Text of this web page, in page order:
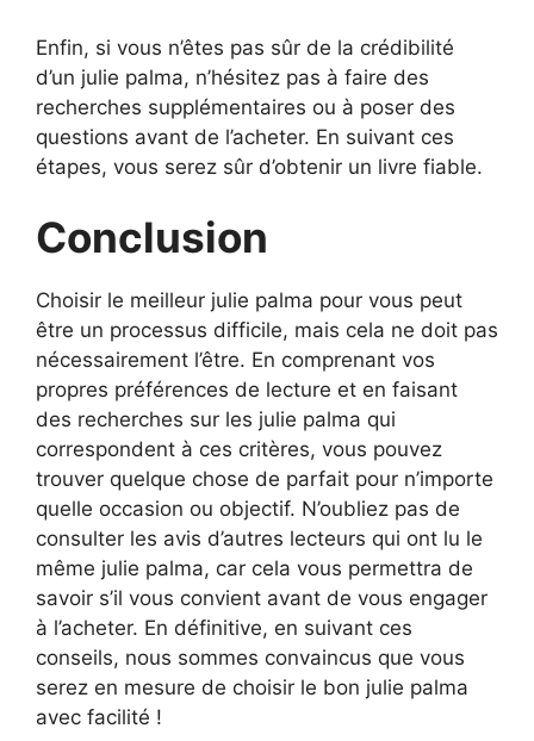
Enfin, si vous n’êtes pas sûr de la crédibilité
d’un julie palma, n’hésitez pas à faire des
recherches supplémentaires ou à poser des
questions avant de l’acheter. En suivant ces
étapes, vous serez sûr d’obtenir un livre fiable.
Conclusion
Choisir le meilleur julie palma pour vous peut
être un processus difficile, mais cela ne doit pas
nécessairement l’être. En comprenant vos
propres préférences de lecture et en faisant
des recherches sur les julie palma qui
correspondent à ces critères, vous pouvez
trouver quelque chose de parfait pour n’importe
quelle occasion ou objectif. N’oubliez pas de
consulter les avis d’autres lecteurs qui ont lu le
même julie palma, car cela vous permettra de
savoir s’il vous convient avant de vous engager
à l’acheter. En définitive, en suivant ces
conseils, nous sommes convaincus que vous
serez en mesure de choisir le bon julie palma
avec facilité !